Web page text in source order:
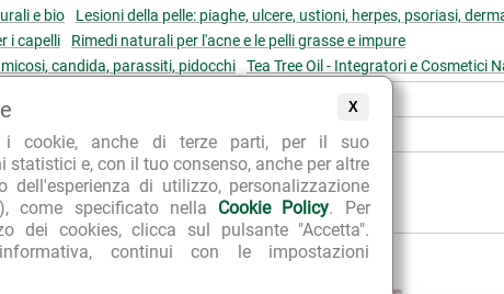
X
i cookie, anche di terze parti, per il suo
statistici e, con il tuo consenso, anche per altre
dell'esperienza di utilizzo, personalizzazione
come specificato nella Cookie Policy. Per
dei cookies, clicca sul pulsante "Accetta".
continui con le impostazioni
e bio
Lesioni della pelle: piaghe, ulcere, ustioni, herpes, psoriasi,
i capelli
Rimedi naturali per l'acne e le pelli grasse e impure
candida, parassiti, pidocchi
Tea Tree Oil - Integratori e Cosmetici
Micovit
A "Micovit Doccia-Shampoo con Tea Tree Oil"